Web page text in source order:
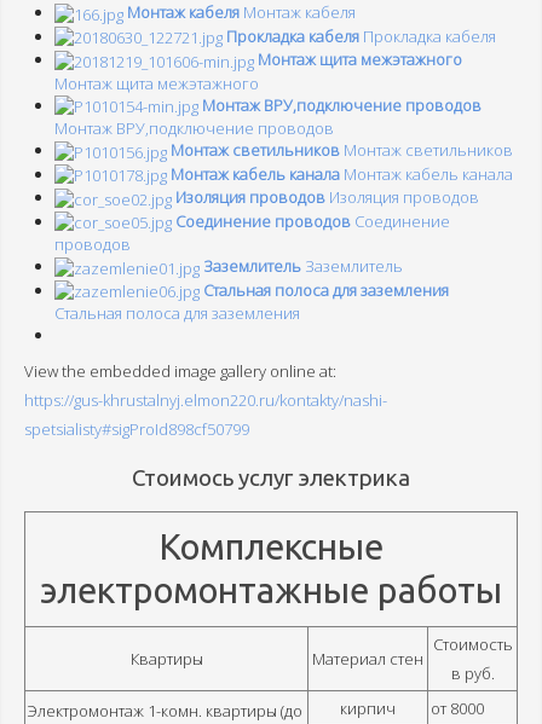
Монтаж кабеля Монтаж кабеля
Прокладка кабеля Прокладка кабеля
Монтаж щита межэтажного
Монтаж щита межэтажного
Монтаж ВРУ,подключение проводов
Монтаж ВРУ,подключение проводов
Монтаж светильников Монтаж светильников
Монтаж кабель канала Монтаж кабель канала
Изоляция проводов Изоляция проводов
Соединение проводов Соединение
проводов
Заземлитель Заземлитель
Стальная полоса для заземления
Стальная полоса для заземления
View the embedded image gallery online at:
https://gus-khrustalnyj.elmon220.ru/kontakty/nashi-
spetsialisty#sigProId898cf50799
Стоимось услуг электрика
Комплексные
электромонтажные работы
Квартиры Материал стен
Стоимость
в руб.
Электромонтаж 1-комн. квартиры (до
кирпич
от 8000